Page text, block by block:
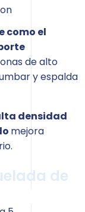
como el
de alto
y espalda
densidad
mejora
de